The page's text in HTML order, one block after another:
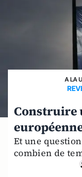
A LA
Construire
Et une
combien de